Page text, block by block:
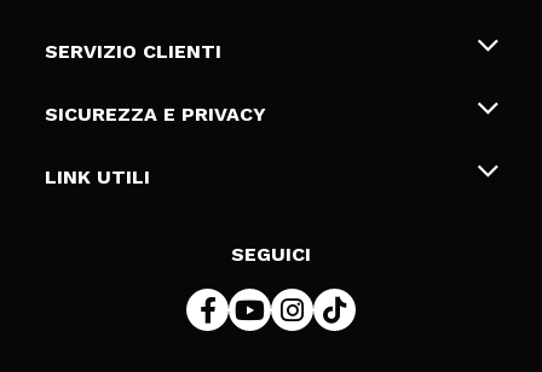
Chi siamo
Gift Cards
SERVIZIO CLIENTI
Spedizioni & Resi
Metodi di pagamamento
SICUREZZA E PRIVACY
Termini e condizioni
LINK UTILI
SEGUICI